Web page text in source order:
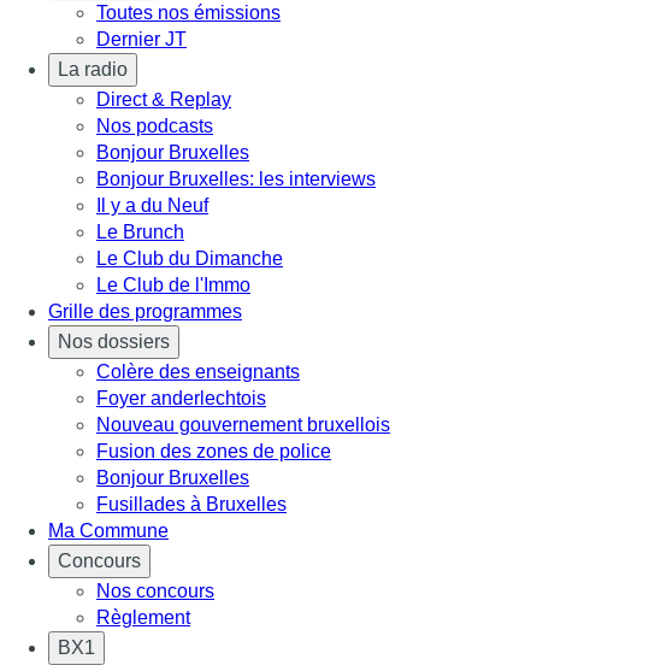
Toutes nos émissions
Dernier JT
La radio
Direct & Replay
Nos podcasts
Bonjour Bruxelles
Bonjour Bruxelles: les interviews
Il y a du Neuf
Le Brunch
Le Club du Dimanche
Le Club de l'Immo
Grille des programmes
Nos dossiers
Colère des enseignants
Foyer anderlechtois
Nouveau gouvernement bruxellois
Fusion des zones de police
Bonjour Bruxelles
Fusillades à Bruxelles
Ma Commune
Concours
Nos concours
Règlement
BX1